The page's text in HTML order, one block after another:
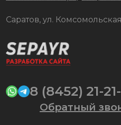
Саратов, ул.
8 (8452) 21-
Обратный